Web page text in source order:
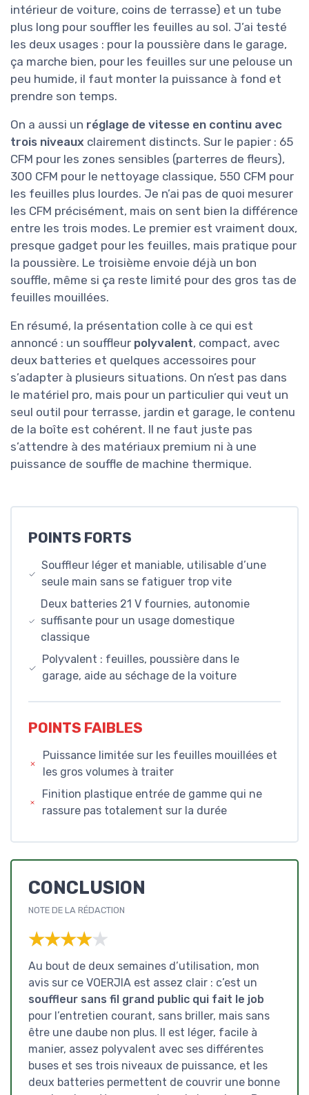
intérieur de voiture, coins de terrasse) et un tube
plus long pour souffler les feuilles au sol. J’ai testé
les deux usages : pour la poussière dans le garage,
ça marche bien, pour les feuilles sur une pelouse un
peu humide, il faut monter la puissance à fond et
prendre son temps.
On a aussi un réglage de vitesse en continu avec
trois niveaux clairement distincts. Sur le papier : 65
CFM pour les zones sensibles (parterres de fleurs),
300 CFM pour le nettoyage classique, 550 CFM pour
les feuilles plus lourdes. Je n’ai pas de quoi mesurer
les CFM précisément, mais on sent bien la différence
entre les trois modes. Le premier est vraiment doux,
presque gadget pour les feuilles, mais pratique pour
la poussière. Le troisième envoie déjà un bon
souffle, même si ça reste limité pour des gros tas de
feuilles mouillées.
En résumé, la présentation colle à ce qui est
annoncé : un souffleur polyvalent, compact, avec
deux batteries et quelques accessoires pour
s’adapter à plusieurs situations. On n’est pas dans
le matériel pro, mais pour un particulier qui veut un
seul outil pour terrasse, jardin et garage, le contenu
de la boîte est cohérent. Il ne faut juste pas
s’attendre à des matériaux premium ni à une
puissance de souffle de machine thermique.
POINTS FORTS
Souffleur léger et maniable, utilisable d’une
seule main sans se fatiguer trop vite
Deux batteries 21 V fournies, autonomie
suffisante pour un usage domestique
classique
Polyvalent : feuilles, poussière dans le
garage, aide au séchage de la voiture
POINTS FAIBLES
Puissance limitée sur les feuilles mouillées et
les gros volumes à traiter
Finition plastique entrée de gamme qui ne
rassure pas totalement sur la durée
CONCLUSION
NOTE DE LA RÉDACTION
★★★★★
★★★★★
Au bout de deux semaines d’utilisation, mon
avis sur ce VOERJIA est assez clair : c’est un
souffleur sans fil grand public qui fait le job
pour l’entretien courant, sans briller, mais sans
être une daube non plus. Il est léger, facile à
manier, assez polyvalent avec ses différentes
buses et ses trois niveaux de puissance, et les
deux batteries permettent de couvrir une bonne